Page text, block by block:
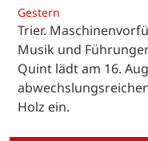
Gestern
Trier.
Musik und
Quint lädt am 16.
Holz ein.